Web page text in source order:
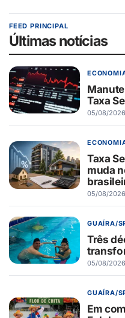
FEED PRINCIPAL
Últimas notícias
Taxa
05/08/2026
Taxa
muda
05/08/2026
GUAÍRA/
Três
05/08/2026
GUAÍRA/
Em